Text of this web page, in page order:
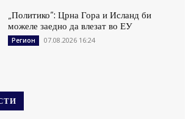
„Политико“: Црна Гора и Исланд би
можеле заедно да влезат во ЕУ
Регион 07.08.2026 16:24